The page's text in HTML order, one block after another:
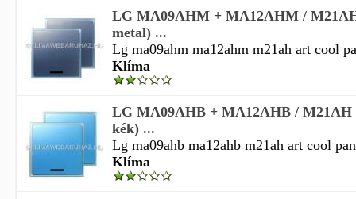
LG MA09AHM + MA12AHM /
metal) ...
Lg ma09ahm ma12ahm m21ah art cool
Klíma
LG MA09AHB + MA12AHB / M21AH
kék) ...
Lg ma09ahb ma12ahb m21ah art cool
Klíma